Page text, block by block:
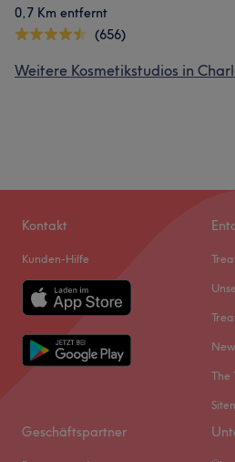
0,7 Km entfernt
(656)
Weitere Kosmetikstudios in
Kontakt
Kunden-Hilfe
The
Geschäftspartner